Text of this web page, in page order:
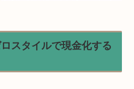
スタイルで現金化する